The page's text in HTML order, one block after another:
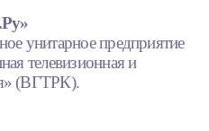
унитарное предприятие
телевизионная и
(ВГТРК).